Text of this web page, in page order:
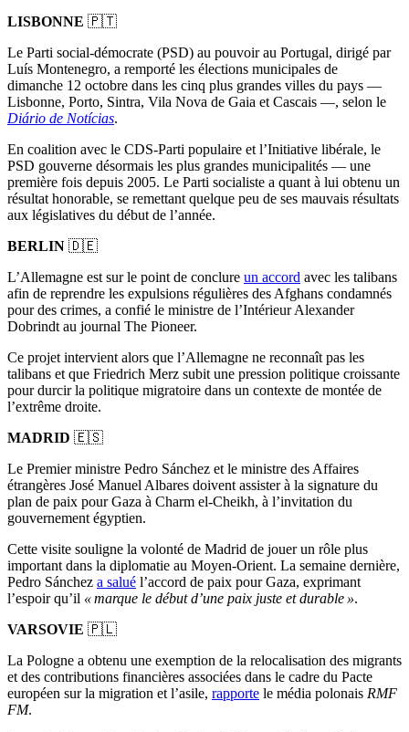
LISBONNE 🇵🇹
Le Parti social-démocrate (PSD) au pouvoir au Portugal, dirigé par
Luís Montenegro, a remporté les élections municipales de
dimanche 12 octobre dans les cinq plus grandes villes du pays —
Lisbonne, Porto, Sintra, Vila Nova de Gaia et Cascais —, selon le
Diário de Notícias.
En coalition avec le CDS-Parti populaire et l’Initiative libérale, le
PSD gouverne désormais les plus grandes municipalités — une
première fois depuis 2005. Le Parti socialiste a quant à lui obtenu un
résultat honorable, se remettant quelque peu de ses mauvais résultats
aux législatives du début de l’année.
BERLIN 🇩🇪
L’Allemagne est sur le point de conclure un accord avec les talibans
afin de reprendre les expulsions régulières des Afghans condamnés
pour des crimes, a confié le ministre de l’Intérieur Alexander
Dobrindt au journal The Pioneer.
Ce projet intervient alors que l’Allemagne ne reconnaît pas les
talibans et que Friedrich Merz subit une pression politique croissante
pour durcir la politique migratoire dans un contexte de montée de
l’extrême droite.
MADRID 🇪🇸
Le Premier ministre Pedro Sánchez et le ministre des Affaires
étrangères José Manuel Albares doivent assister à la signature du
plan de paix pour Gaza à Charm el-Cheikh, à l’invitation du
gouvernement égyptien.
Cette visite souligne la volonté de Madrid de jouer un rôle plus
important dans la diplomatie au Moyen-Orient. La semaine dernière,
Pedro Sánchez a salué l’accord de paix pour Gaza, exprimant
l’espoir qu’il « marque le début d’une paix juste et durable ».
VARSOVIE 🇵🇱
La Pologne a obtenu une exemption de la relocalisation des migrants
et des contributions financières associées dans le cadre du Pacte
européen sur la migration et l’asile, rapporte le média polonais RMF
FM.